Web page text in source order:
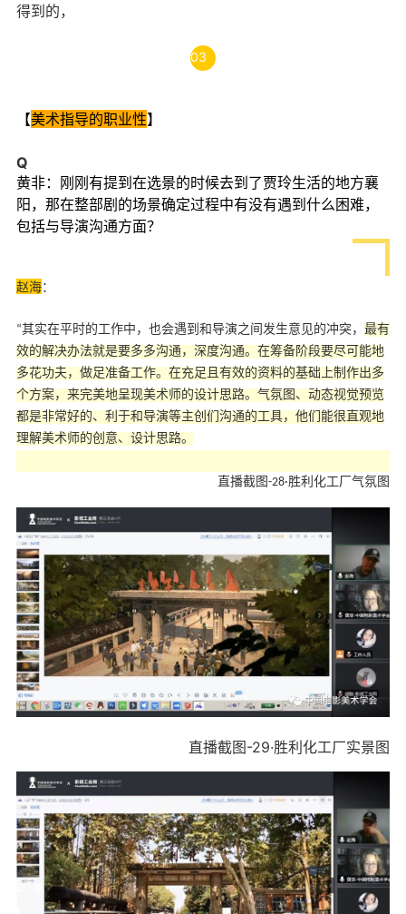
得到的，
03
【美术指导的职业性】
Q
黄非：刚刚有提到在选景的时候去到了贾玲生活的地方襄
阳，那在整部剧的场景确定过程中有没有遇到什么困难，
包括与导演沟通方面？
赵海：
“其实在平时的工作中，也会遇到和导演之间发生意见的冲突， 最有
效的解决办法就是要多多沟通，深度沟通。在筹备阶段要尽可能地
多花功夫，做足准备工作。在充足且有效的资料的基础上制作出多
个方案，来完美地呈现美术师的设计思路。气氛图、动态视觉预览
都是非常好的、利于和导演等主创们沟通的工具，他们能很直观地
理解美术师的创意、设计思路。
直播截图-28·胜利化工厂气氛图
直播截图-29·胜利化工厂实景图